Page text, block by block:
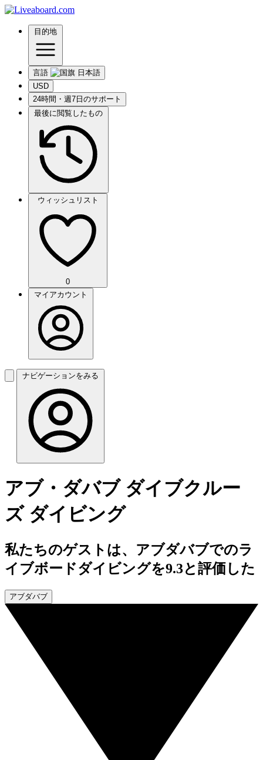
目的地
言語
USD
24時間・週7日のサポート
最後に閲覧したもの
ウィッシュリスト
0
マイアカウント
ナビゲーションをみる
アブ・ダバブ ダイブクルー
ズ ダイビング
私たちのゲストは、アブダバブでのラ
イブボードダイビングを9.3と評価した
アブダバブ